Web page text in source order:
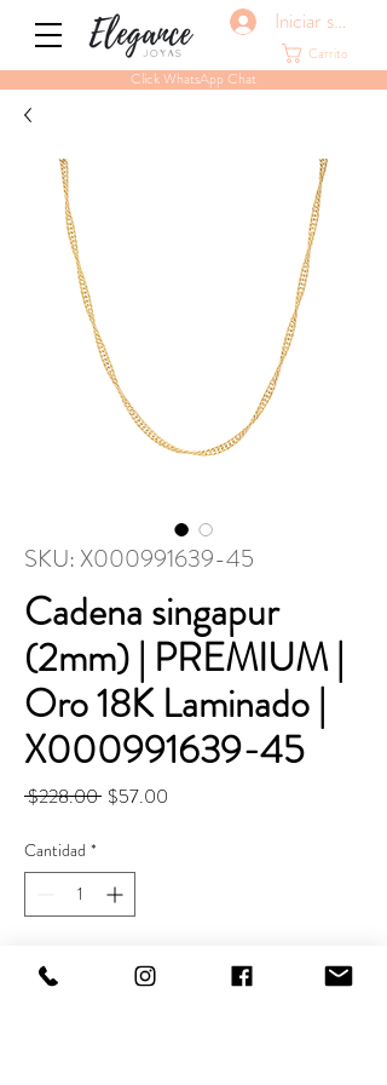
Carrito
Click WhatsApp Chat
Iniciar sesión
SKU: X000991639-45
Cadena singapur
(2mm) | PREMIUM |
Oro 18K Laminado |
X000991639-45
$228.00 Precio
$57.00
Cantidad *
Agregar al carrito